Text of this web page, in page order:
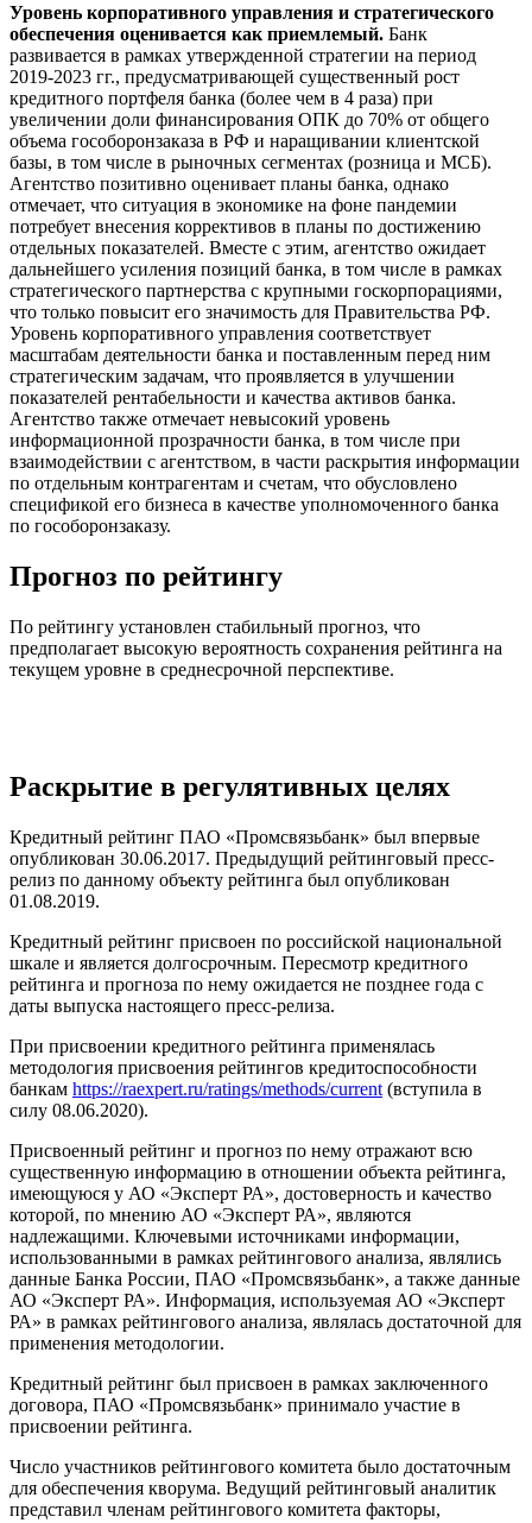
Уровень корпоративного управления и стратегического
обеспечения оценивается как приемлемый. Банк
развивается в рамках утвержденной стратегии на период
2019-2023 гг., предусматривающей существенный рост
кредитного портфеля банка (более чем в 4 раза) при
увеличении доли финансирования ОПК до 70% от общего
объема гособоронзаказа в РФ и наращивании клиентской
базы, в том числе в рыночных сегментах (розница и МСБ).
Агентство позитивно оценивает планы банка, однако
отмечает, что ситуация в экономике на фоне пандемии
потребует внесения коррективов в планы по достижению
отдельных показателей. Вместе с этим, агентство ожидает
дальнейшего усиления позиций банка, в том числе в рамках
стратегического партнерства с крупными госкорпорациями,
что только повысит его значимость для Правительства РФ.
Уровень корпоративного управления соответствует
масштабам деятельности банка и поставленным перед ним
стратегическим задачам, что проявляется в улучшении
показателей рентабельности и качества активов банка.
Агентство также отмечает невысокий уровень
информационной прозрачности банка, в том числе при
взаимодействии с агентством, в части раскрытия информации
по отдельным контрагентам и счетам, что обусловлено
спецификой его бизнеса в качестве уполномоченного банка
по гособоронзаказу.
Прогноз по рейтингу
По рейтингу установлен стабильный прогноз, что
предполагает высокую вероятность сохранения рейтинга на
текущем уровне в среднесрочной перспективе.
Раскрытие в регулятивных целях
Кредитный рейтинг ПАО «Промсвязьбанк» был впервые
опубликован 30.06.2017. Предыдущий рейтинговый пресс-
релиз по данному объекту рейтинга был опубликован
01.08.2019.
Кредитный рейтинг присвоен по российской национальной
шкале и является долгосрочным. Пересмотр кредитного
рейтинга и прогноза по нему ожидается не позднее года с
даты выпуска настоящего пресс-релиза.
При присвоении кредитного рейтинга применялась
методология присвоения рейтингов кредитоспособности
банкам https://raexpert.ru/ratings/methods/current (вступила в
силу 08.06.2020).
Присвоенный рейтинг и прогноз по нему отражают всю
существенную информацию в отношении объекта рейтинга,
имеющуюся у АО «Эксперт РА», достоверность и качество
которой, по мнению АО «Эксперт РА», являются
надлежащими. Ключевыми источниками информации,
использованными в рамках рейтингового анализа, являлись
данные Банка России, ПАО «Промсвязьбанк», а также данные
АО «Эксперт РА». Информация, используемая АО «Эксперт
РА» в рамках рейтингового анализа, являлась достаточной для
применения методологии.
Кредитный рейтинг был присвоен в рамках заключенного
договора, ПАО «Промсвязьбанк» принимало участие в
присвоении рейтинга.
Число участников рейтингового комитета было достаточным
для обеспечения кворума. Ведущий рейтинговый аналитик
представил членам рейтингового комитета факторы,